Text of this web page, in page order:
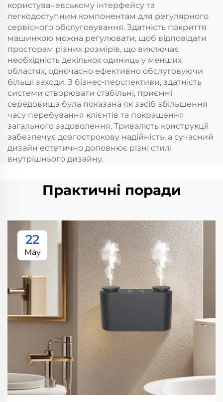
користувачевському інтерфейсу та
легкодоступним компонентам для регулярного
сервісного обслуговування. Здатність покриття
машинкою можна регулювати, щоб відповідати
просторам різних розмірів, що виключає
необхідність декількох одиниць у менших
областях, одночасно ефективно обслуговуючи
більші заходи. З бізнес-перспективи, здатність
системи створювати стабільні, приємні
середовища була показана як засіб збільшення
часу перебування клієнтів та покращення
загального задоволення. Тривалість конструкції
забезпечує довгострокову надійність, а сучасний
дизайн естетично доповнює різні стилі
внутрішнього дизайну.
Практичні поради
22
May